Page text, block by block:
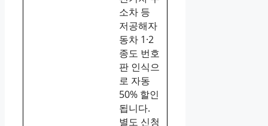
소차 등
저공해자
동차 1·2
종도 번호
판 인식으
로 자동
50% 할인
됩니다.
별도 신청